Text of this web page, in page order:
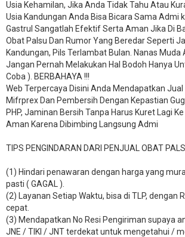
Usia Kehamilan, Jika Anda Tidak Tahu Atau
Usia Kandungan Anda Bisa Bicara Sama Admi
Gastrul Sangatlah Efektif Serta Aman Jika Di
Obat Palsu Dan Rumor Yang Beredar Seperti
Kandungan, Pils Terlambat Bulan. Nanas
Jangan Pernah Melakukan Hal Bodoh Hanya
Coba ). BERBAHAYA !!!
Web Terpercaya Disini Anda Mendapatkan
Mifrprex Dan Pembersih Dengan Kepastian
PHP, Jaminan Bersih Tanpa Harus Kuret Lagi
Aman Karena Dibimbing Langsung Admi
TIPS PENGINDARAN DARI PENJUAL OBAT
(1) Hindari penawaran dengan harga yang
pasti ( GAGAL ).
(2) Layanan Setiap Waktu, bisa di TLP, dengan
cepat.
(3) Mendapatkan No Resi Pengiriman supaya
JNE / TIKI / JNT terdekat untuk mengetahui /